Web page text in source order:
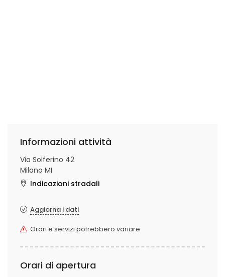
Informazioni attività
Via Solferino 42
Milano MI
Indicazioni stradali
Aggiorna i dati
Orari e servizi potrebbero variare
Orari di apertura